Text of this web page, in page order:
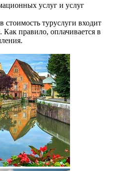
услуг и услуг
стоимость туруслуги входит
правило, оплачивается в